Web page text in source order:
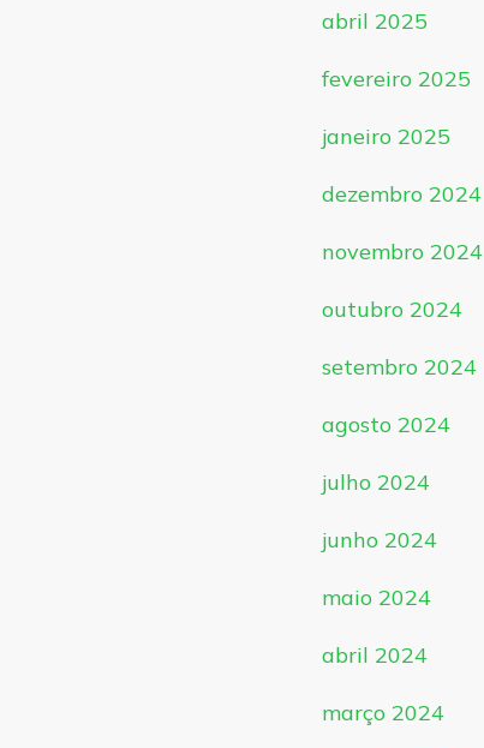
abril 2025
fevereiro 2025
janeiro 2025
dezembro 2024
novembro 2024
outubro 2024
setembro 2024
agosto 2024
julho 2024
junho 2024
maio 2024
abril 2024
março 2024